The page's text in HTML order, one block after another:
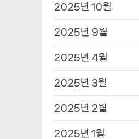
2025년 10월
2025년 9월
2025년 4월
2025년 3월
2025년 2월
2025년 1월